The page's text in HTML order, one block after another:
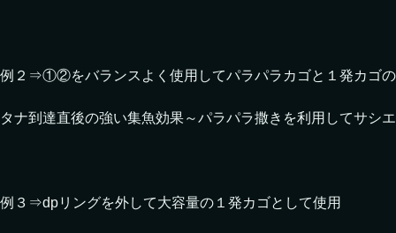
例２⇒①②をバランスよく使用してパラパラカゴと１発カゴ
タナ到達直後の強い集魚効果～パラパラ撒きを利用してサシ
例３⇒dpリングを外して大容量の１発カゴとして使用